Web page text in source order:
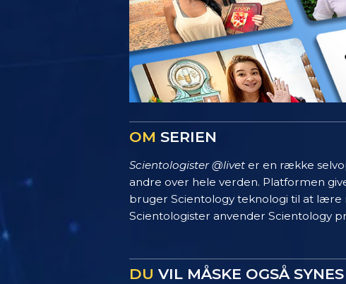
OM SERIEN
Scientologister @livet er en række
andre over hele verden. Platformen
bruger Scientology teknologi til at lære
Scientologister anvender Scientology
DU VIL MÅSKE OGSÅ